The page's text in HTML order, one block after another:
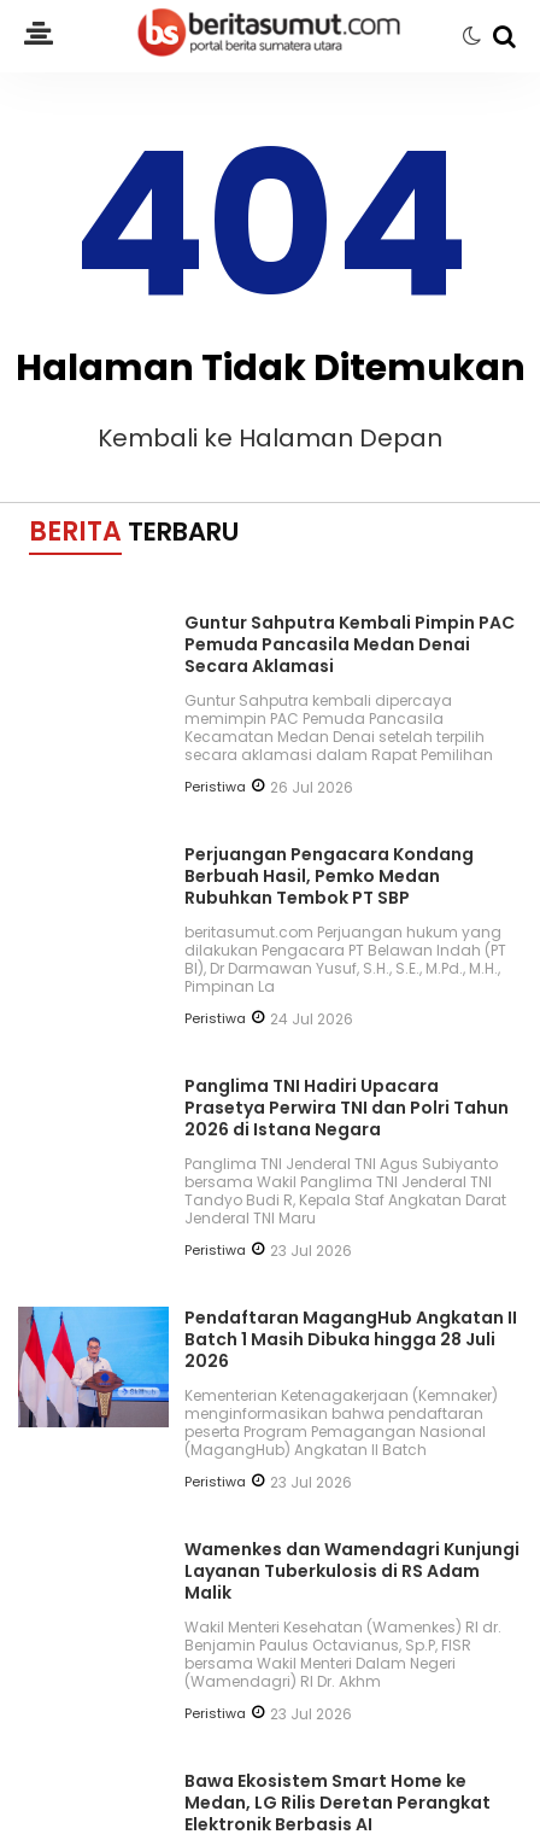
404
Halaman Tidak Ditemukan
Kembali ke Halaman Depan
BERITA TERBARU
Guntur Sahputra Kembali Pimpin PAC
Pemuda Pancasila Medan Denai
Secara Aklamasi
Guntur Sahputra kembali dipercaya
memimpin PAC Pemuda Pancasila
Kecamatan Medan Denai setelah terpilih
secara aklamasi dalam Rapat Pemilihan
Peristiwa 26 Jul 2026
Perjuangan Pengacara Kondang
Berbuah Hasil, Pemko Medan
Rubuhkan Tembok PT SBP
beritasumut.com Perjuangan hukum yang
dilakukan Pengacara PT Belawan Indah (PT
BI), Dr Darmawan Yusuf, S.H., S.E., M.Pd., M.H.,
Pimpinan La
Peristiwa 24 Jul 2026
Panglima TNI Hadiri Upacara
Prasetya Perwira TNI dan Polri Tahun
2026 di Istana Negara
Panglima TNI Jenderal TNI Agus Subiyanto
bersama Wakil Panglima TNI Jenderal TNI
Tandyo Budi R, Kepala Staf Angkatan Darat
Jenderal TNI Maru
Peristiwa 23 Jul 2026
Pendaftaran MagangHub Angkatan II
Batch 1 Masih Dibuka hingga 28 Juli
2026
Kementerian Ketenagakerjaan (Kemnaker)
menginformasikan bahwa pendaftaran
peserta Program Pemagangan Nasional
(MagangHub) Angkatan II Batch
Peristiwa 23 Jul 2026
Wamenkes dan Wamendagri Kunjungi
Layanan Tuberkulosis di RS Adam
Malik
Wakil Menteri Kesehatan (Wamenkes) RI dr.
Benjamin Paulus Octavianus, Sp.P, FISR
bersama Wakil Menteri Dalam Negeri
(Wamendagri) RI Dr. Akhm
Peristiwa 23 Jul 2026
Bawa Ekosistem Smart Home ke
Medan, LG Rilis Deretan Perangkat
Elektronik Berbasis AI